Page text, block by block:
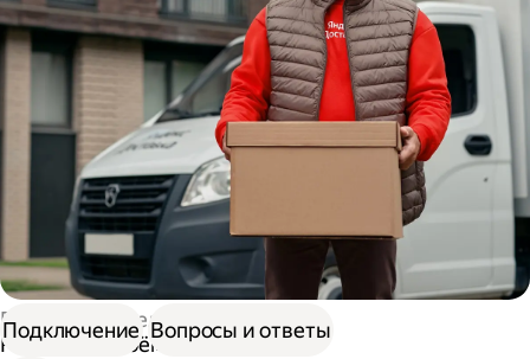
Работа водителем
Работа на своём грузовом авто
Подключение Вопросы и ответы